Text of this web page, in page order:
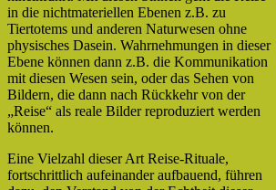
in die nichtmateriellen Ebenen z.B. zu
Tiertotems und anderen Naturwesen ohne
physisches Dasein. Wahrnehmungen in dieser
Ebene können dann z.B. die Kommunikation
mit diesen Wesen sein, oder das Sehen von
Bildern, die dann nach Rückkehr von der
„Reise“ als reale Bilder reproduziert werden
können.
Eine Vielzahl dieser Art Reise-Rituale,
fortschrittlich aufeinander aufbauend, führen